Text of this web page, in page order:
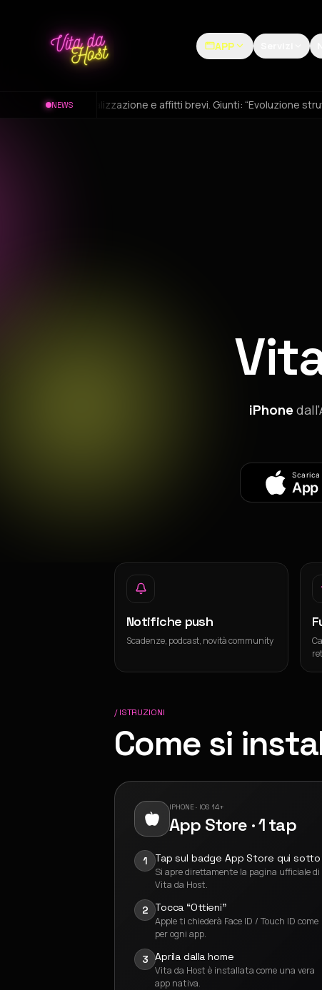
APP
NEWS
e affitti brevi. Giunti: “Evoluzione strutturale con la
iPhone
Scarica
App
Notifiche push
Scadenze, podcast, novità community
/ ISTRUZIONI
Come si
IPHONE · IOS 14+
App Store · 1 tap
1 Tap sul badge App Store qui sotto
Si apre direttamente la pagina ufficiale di
Vita da Host.
2 Tocca “Ottieni”
Apple ti chiederà Face ID / Touch ID come
per ogni app.
3 Aprila dalla home
Vita da Host è installata come una vera
app nativa.